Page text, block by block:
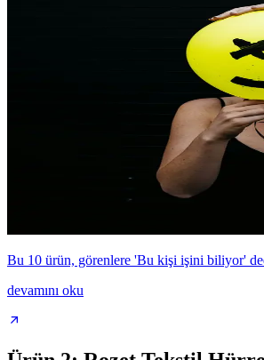
Bu 10 ürün, görenlere 'Bu kişi işini biliyor'
devamını oku